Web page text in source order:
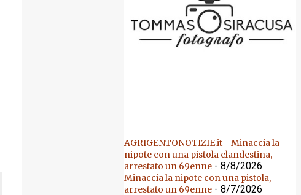
AGRIGENTONOTIZIE.it - Minaccia la
nipote con una pistola clandestina,
arrestato un 69enne - 8/8/2026
Minaccia la nipote con una pistola,
arrestato un 69enne - 8/7/2026